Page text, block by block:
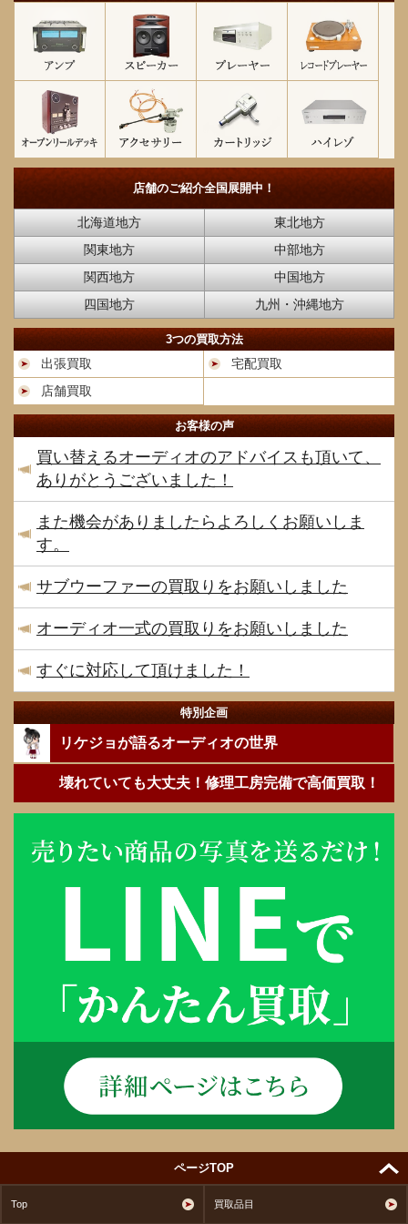
店舗のご紹介全国展開中！
北海道地方
東北地方
関東地方
中部地方
関西地方
中国地方
四国地方
九州・沖縄地方
3つの買取方法
出張買取
宅配買取
店舗買取
お客様の声
買い替えるオーディオのアドバイスも頂いて、
ありがとうございました！
また機会がありましたらよろしくお願いしま
す。
サブウーファーの買取りをお願いしました
オーディオ一式の買取りをお願いしました
すぐに対応して頂けました！
特別企画
リケジョが語るオーディオの世界
壊れていても大丈夫！修理工房完備で高価買取！
ページTOP
Top 買取品目